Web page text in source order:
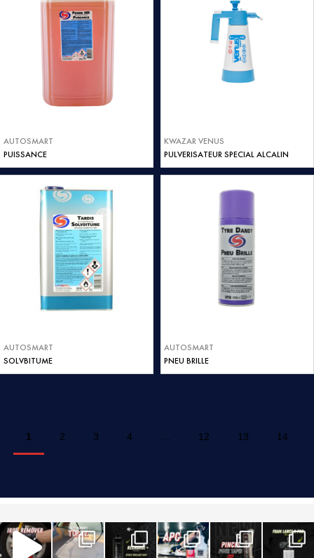
AUTOSMART
PUISSANCE
KWAZAR VENUS
PULVERISATEUR SPECIAL ALCALIN
AUTOSMART
SOLVBITUME
AUTOSMART
PNEU BRILLE
1 2 3 4 … 12 13 14